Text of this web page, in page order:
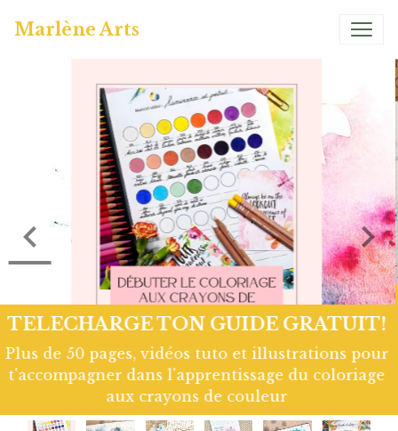
Marlène Arts
Page Hivernale So Chou
Page d'art Journal réalisée avec les tampons Chou
and Flowers. Colorisation à l'aquarelle artisanale
Atelier couleur Grenadine. Retrouve le tuto Vidéo
complet en cliquant sur le lien